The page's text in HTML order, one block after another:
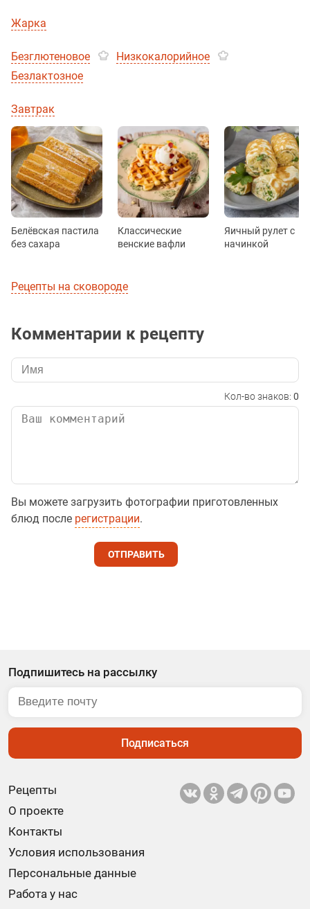
Жарка
Безглютеновое
Низкокалорийное
Безлактозное
Завтрак
Белёвская пастила
без сахара
Классические
венские вафли
Яичный рулет с
начинкой
Рецепты на сковороде
Комментарии к рецепту
Кол-во знаков: 0
Вы можете загрузить фотографии приготовленных
блюд после регистрации.
ОТПРАВИТЬ
Рецепты
О проекте
Контакты
Условия использования
Персональные данные
Работа у нас
Подпишитесь на рассылку
Подписаться